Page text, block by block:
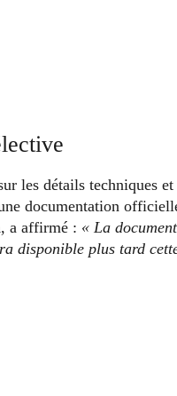
les détails techniques
documentation
, a affirmé : « La
disponible plus tard